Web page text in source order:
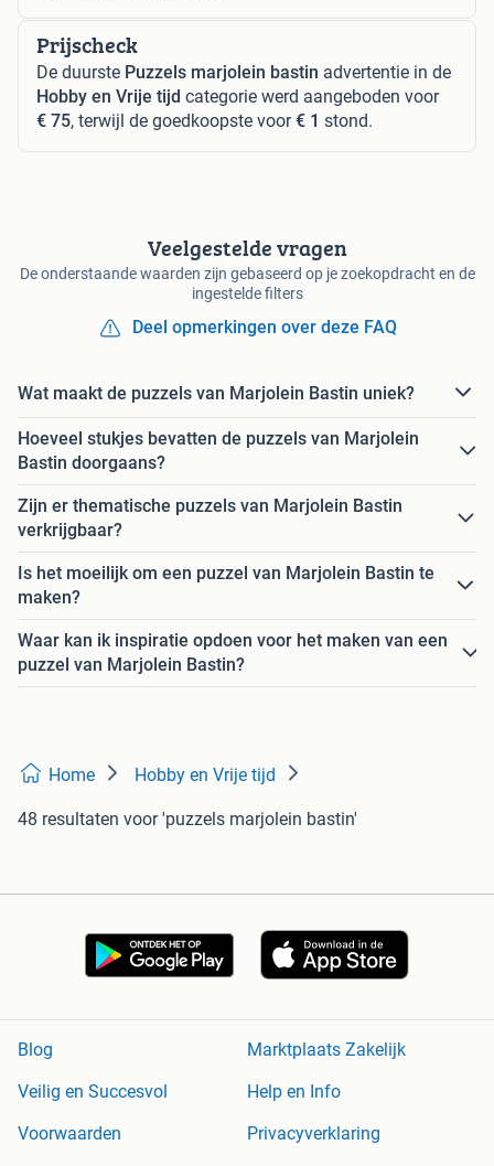
Prijscheck
De duurste Puzzels marjolein bastin advertentie in de
Hobby en Vrije tijd categorie werd aangeboden voor
€ 75, terwijl de goedkoopste voor€ 1 stond.
Veelgestelde vragen
De onderstaande waarden zijn gebaseerd op je zoekopdracht en de
ingestelde filters
Deel opmerkingen over deze FAQ
Wat maakt de puzzels van Marjolein Bastin uniek?
Hoeveel stukjes bevatten de puzzels van Marjolein
Bastin doorgaans?
Zijn er thematische puzzels van Marjolein Bastin
verkrijgbaar?
Is het moeilijk om een puzzel van Marjolein Bastin te
maken?
Waar kan ik inspiratie opdoen voor het maken van een
puzzel van Marjolein Bastin?
Home Hobby en Vrije tijd
48 resultaten voor 'puzzels marjolein bastin'
Blog
Marktplaats Zakelijk
Veilig en Succesvol
Help en Info
Voorwaarden
Privacyverklaring